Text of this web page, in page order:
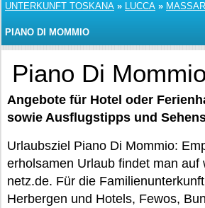
UNTERKUNFT TOSKANA » LUCCA »
PIANO DI MOMMIO
Piano Di
Angebote für Hotel oder
sowie Ausflugstipps und
Urlaubsziel Piano Di Mommio:
erholsamen Urlaub findet man auf
netz.de. Für die
Herbergen und Hotels, Fewos,